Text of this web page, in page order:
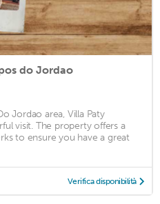
do Jordao
Jordao area, Villa Paty
visit. The property offers a
to ensure you have a great
Verifica disponibilità